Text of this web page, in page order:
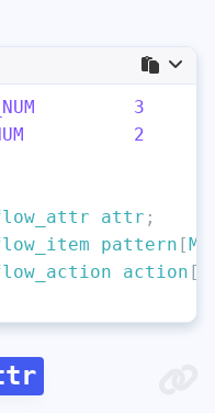
MAX_PATTERN_NUM		3
MAX_ACTION_NUM		2
attr ;
pattern [
action [